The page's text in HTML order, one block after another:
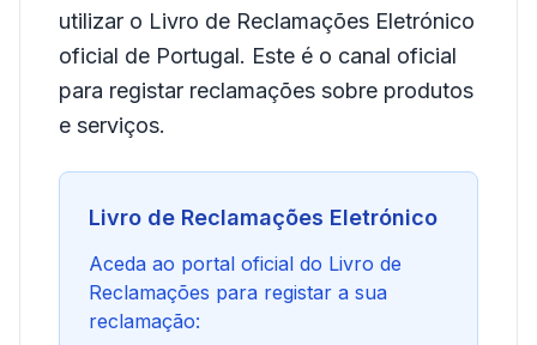
utilizar o Livro de Reclamações Eletrónico
oficial de Portugal. Este é o canal oficial
para registar reclamações sobre produtos
e serviços.
Livro de Reclamações Eletrónico
Aceda ao portal oficial do Livro de
Reclamações para registar a sua
reclamação: